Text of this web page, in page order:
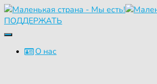
ПОДДЕРЖАТЬ
Переключить
навигациюО нас